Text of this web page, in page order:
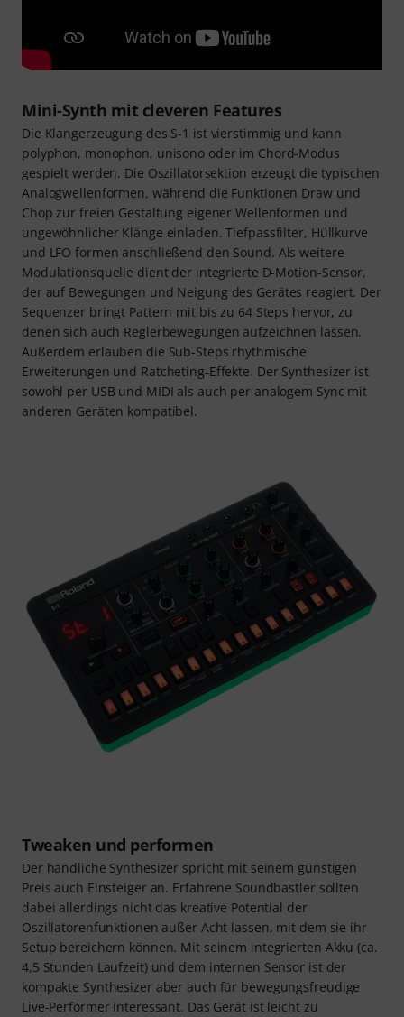
Mini-Synth mit cleveren Features
Die Klangerzeugung des S-1 ist vierstimmig und kann
polyphon, monophon, unisono oder im Chord-Modus
gespielt werden. Die Oszillatorsektion erzeugt die typischen
Analogwellenformen, während die Funktionen Draw und
Chop zur freien Gestaltung eigener Wellenformen und
ungewöhnlicher Klänge einladen. Tiefpassfilter, Hüllkurve
und LFO formen anschließend den Sound. Als weitere
Modulationsquelle dient der integrierte D-Motion-Sensor,
der auf Bewegungen und Neigung des Gerätes reagiert. Der
Sequenzer bringt Pattern mit bis zu 64 Steps hervor, zu
denen sich auch Reglerbewegungen aufzeichnen lassen.
Außerdem erlauben die Sub-Steps rhythmische
Erweiterungen und Ratcheting-Effekte. Der Synthesizer ist
sowohl per USB und MIDI als auch per analogem Sync mit
anderen Geräten kompatibel.
Tweaken und performen
Der handliche Synthesizer spricht mit seinem günstigen
Preis auch Einsteiger an. Erfahrene Soundbastler sollten
dabei allerdings nicht das kreative Potential der
Oszillatorenfunktionen außer Acht lassen, mit dem sie ihr
Setup bereichern können. Mit seinem integrierten Akku (ca.
4,5 Stunden Laufzeit) und dem internen Sensor ist der
kompakte Synthesizer aber auch für bewegungsfreudige
Live-Performer interessant. Das Gerät ist leicht zu